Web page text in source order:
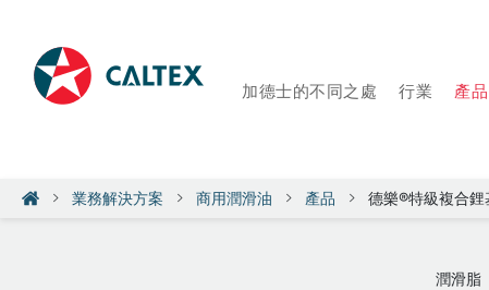
加德士的不同之處 行業 產品
業務解決方案 商用潤滑油 產品 德樂®特級複合鋰
潤滑脂